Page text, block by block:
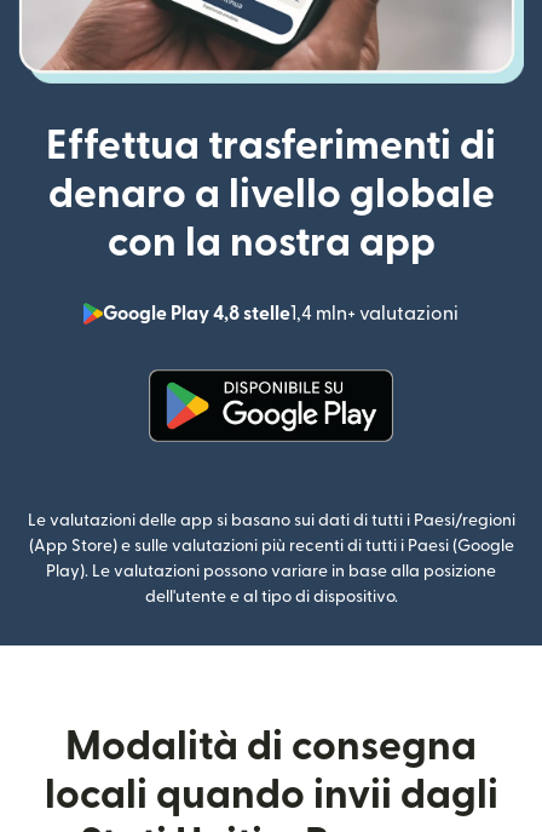
Effettua trasferimenti di
denaro a livello globale
con la nostra app
Google Play 4,8 stelle1,4 mln+ valutazioni
Le valutazioni delle app si basano sui dati di tutti i Paesi/regioni
(App Store) e sulle valutazioni più recenti di tutti i Paesi (Google
Play). Le valutazioni possono variare in base alla posizione
dell'utente e al tipo di dispositivo.
Modalità di consegna
locali quando invii dagli